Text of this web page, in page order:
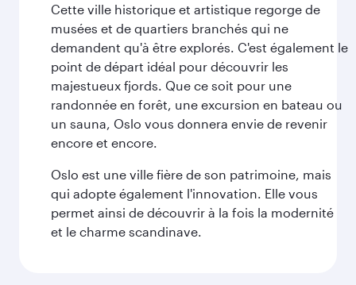
Cette ville historique et artistique regorge de
musées et de quartiers branchés qui ne
demandent qu'à être explorés. C'est également le
point de départ idéal pour découvrir les
majestueux fjords. Que ce soit pour une
randonnée en forêt, une excursion en bateau ou
un sauna, Oslo vous donnera envie de revenir
encore et encore.
Oslo est une ville fière de son patrimoine, mais
qui adopte également l'innovation. Elle vous
permet ainsi de découvrir à la fois la modernité
et le charme scandinave.